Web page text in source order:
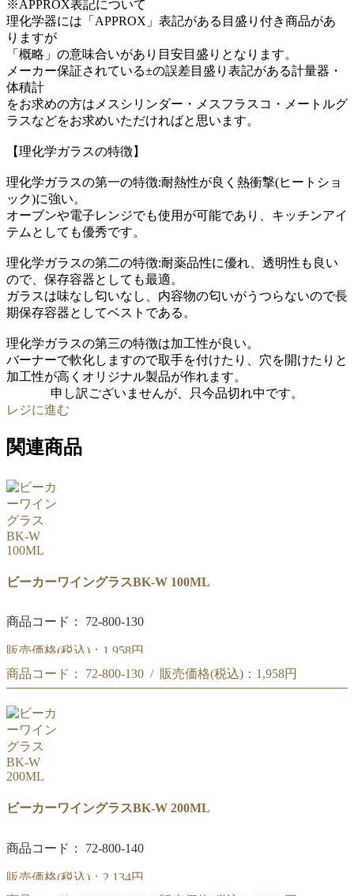
※APPROX表記について
理化学器には「APPROX」表記がある目盛り付き商品があ
りますが
「概略」の意味合いがあり目安目盛りとなります。
メーカー保証されている±の誤差目盛り表記がある計量器・
体積計
をお求めの方はメスシリンダー・メスフラスコ・メートルグ
ラスなどをお求めいただければと思います。
【理化学ガラスの特徴】
理化学ガラスの第一の特徴:耐熱性が良く熱衝撃(ヒートショ
ック)に強い。
オーブンや電子レンジでも使用が可能であり、キッチンアイ
テムとしても優秀です。
理化学ガラスの第二の特徴:耐薬品性に優れ、透明性も良い
ので、保存容器としても最適。
ガラスは味なし匂いなし、内容物の匂いがうつらないので長
期保存容器としてベストである。
理化学ガラスの第三の特徴は加工性が良い。
バーナーで軟化しますので取手を付けたり、穴を開けたりと
加工性が高くオリジナル製品が作れます。
申し訳ございませんが、只今品切れ中です。
レジに進む
関連商品
ビーカーワイングラスBK-W 100ML
商品コード： 72-800-130
販売価格(税込)： 1,958円
リカシツ ビーカーワイングラス 100ML BK-W
商品コード： 72-800-130 / 販売価格(税込)： 1,958円
リカシツ ビーカーワイングラス 100ML BK-W
ビーカーワイングラスBK-W 200ML
商品コード： 72-800-140
販売価格(税込)： 2,134円